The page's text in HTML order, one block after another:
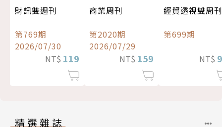
財訊雙週刊
第769期
2026/07/30
NT$ 119
商業周刊
第2020期
2026/07/29
NT$ 159
經貿透視雙周刊
第699期
NT$
精選雜誌